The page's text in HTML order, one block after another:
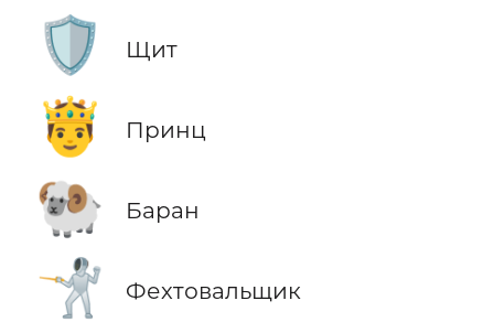
🛡️ Щит
🤴 Принц
🐏 Баран
🤺 Фехтовальщик